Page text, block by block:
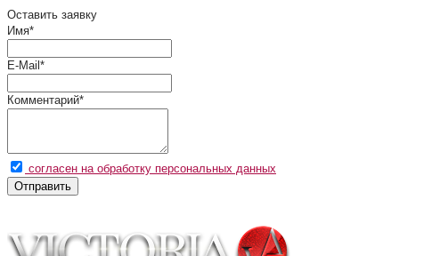
Оставить заявку
Имя*
E-Mail *
Комментарий*
согласен на обработку персональных данных
Отправить